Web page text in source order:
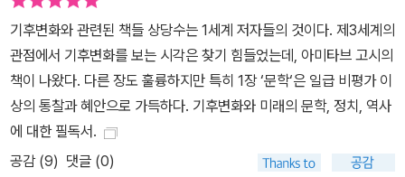
탐구하며 산업화한 국가들이 한사코 인정하길 거부하는 진실에 대해
들려준다. 그리고 기후변화는 모두의 책임으로 누구도 그에 따른 비
난에서 자유로울 수 없다고 지적한다. “기후 위기가 서구에서 탄소 경
제를 발달시킨 방식 탓에 초래된 거야 어김없는 사실이지만, 그 문제
가 수많은 상이한 측면을 지니고 있다는 것 또한 사실이다. 따라서 우
리는 기후 위기를 우리와는 완전히 동떨어진 ‘타자(他者)’가 야기한
문제라고 여길 수 없다. ……인류가 발생시킨 기후변화는 종으로서 인
기후변화와 관련된 책들 상당수는 1세계 저자들의 것이다. 제3세계의
관점에서 기후변화를 보는 시각은 찾기 힘들었는데, 아미타브 고시의
책이 나왔다. 다른 장도 훌륭하지만 특히 1장 ‘문학‘은 일급 비평가 이
상의 통찰과 혜안으로 가득하다. 기후변화와 미래의 문학, 정치, 역사
에 대한 필독서.
공감 (9) 댓글 (0)